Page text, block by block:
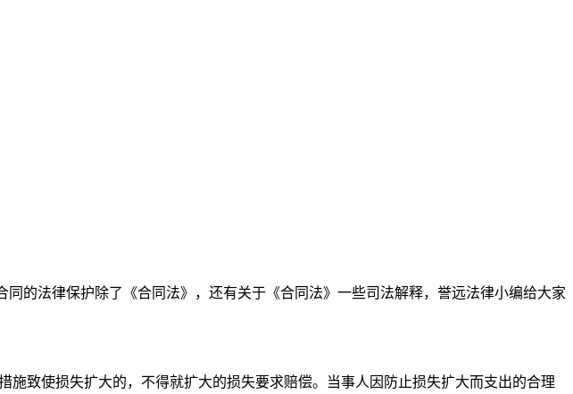
的法律保护除了《合同法》，还有关于《合同法》一些司法解释，誉远法律小编给大家
致使损失扩大的，不得就扩大的损失要求赔偿。当事人因防止损失扩大而支出的合理